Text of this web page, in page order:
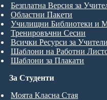
За Студенти
Моята Класна Стая
Безплатна Версия за
Областни Пакети
Училищни Библиотеки и
Тренировъчни Сесии
Всички Ресурси за Учители
Шаблони на Работни
Шаблони за Плакати